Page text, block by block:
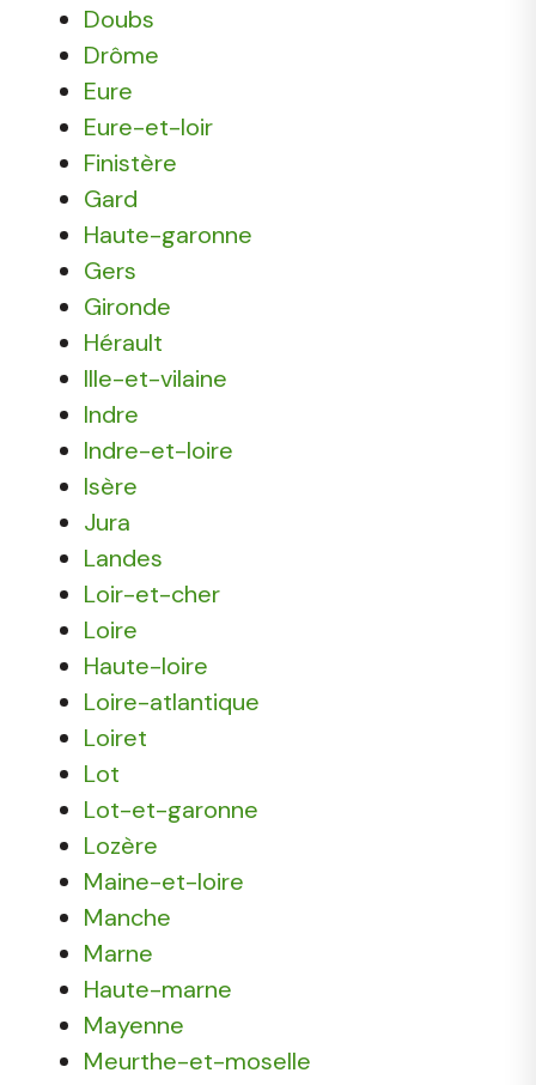
Doubs
Drôme
Eure
Eure-et-loir
Finistère
Gard
Haute-garonne
Gers
Gironde
Hérault
Ille-et-vilaine
Indre
Indre-et-loire
Isère
Jura
Landes
Loir-et-cher
Loire
Haute-loire
Loire-atlantique
Loiret
Lot
Lot-et-garonne
Lozère
Maine-et-loire
Manche
Marne
Haute-marne
Mayenne
Meurthe-et-moselle